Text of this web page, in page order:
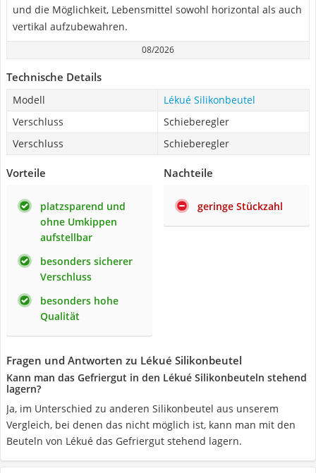
und die Möglichkeit, Lebensmittel sowohl horizontal als auch
vertikal aufzubewahren.
08/2026
Technische Details
Modell
Lékué Silikonbeutel
Verschluss
Schieberegler
Verschluss
Schieberegler
Vorteile
platzsparend und
ohne Umkippen
aufstellbar
besonders sicherer
Verschluss
besonders hohe
Qualität
Nachteile
geringe Stückzahl
Fragen und Antworten zu Lékué Silikonbeutel
Kann man das Gefriergut in den Lékué Silikonbeuteln stehend
lagern?
Ja, im Unterschied zu anderen Silikonbeutel aus unserem
Vergleich, bei denen das nicht möglich ist, kann man mit den
Beuteln von Lékué das Gefriergut stehend lagern.